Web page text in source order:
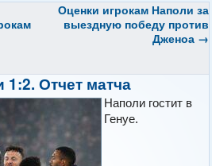
Оценки игрокам Наполи за
выездную победу против
Дженоа →
Отчет матча
Наполи гостит в
Генуе.